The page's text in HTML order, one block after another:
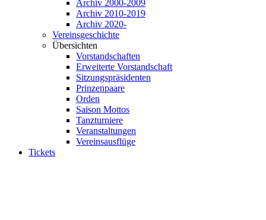
Archiv 2000-2009
Archiv 2010-2019
Archiv 2020-
Vereinsgeschichte
Übersichten
Vorstandschaften
Erweiterte Vorstandschaft
Sitzungspräsidenten
Prinzenpaare
Orden
Saison Mottos
Tanzturniere
Veranstaltungen
Vereinsausflüge
Tickets